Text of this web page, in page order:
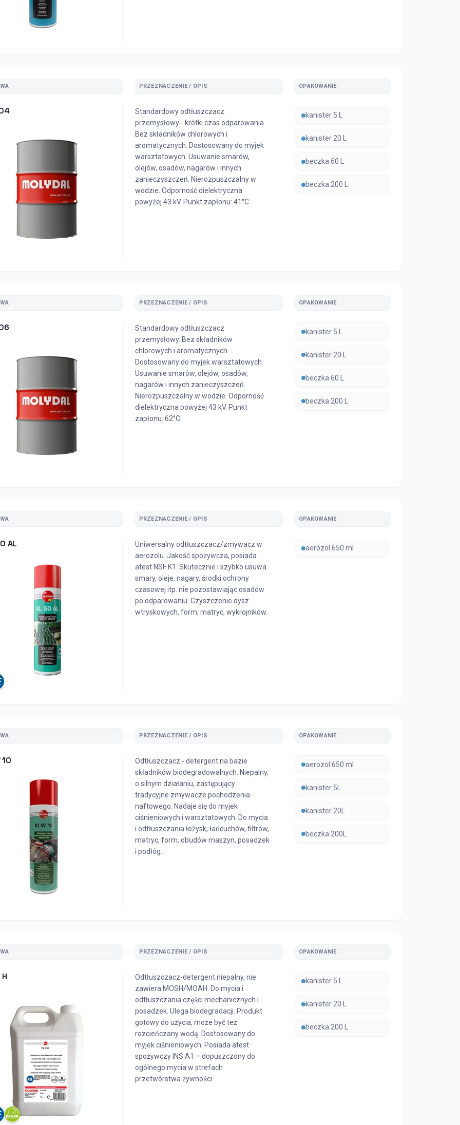
PRZEZNACZENIE / OPIS OPAKOWANIE
Standardowy odtłuszczacz
przemysłowy - krótki czas odparowania.
Bez składników chlorowych i
aromatycznych. Dostosowany do myjek
warsztatowych. Usuwanie smarów,
olejów, osadów, nagarów i innych
zanieczyszczeń. Nierozpuszczalny w
wodzie. Odporność dielektryczna
powyżej 43 kV. Punkt zapłonu: 41°C.
kanister 5 L
kanister 20 L
beczka 60 L
beczka 200 L
PRZEZNACZENIE / OPIS OPAKOWANIE
Standardowy odtłuszczacz
przemysłowy. Bez składników
chlorowych i aromatycznych.
Dostosowany do myjek warsztatowych.
Usuwanie smarów, olejów, osadów,
nagarów i innych zanieczyszczeń.
Nierozpuszczalny w wodzie. Odporność
dielektryczna powyżej 43 kV. Punkt
zapłonu: 62°C.
kanister 5 L
kanister 20 L
beczka 60 L
beczka 200 L
PRZEZNACZENIE / OPIS OPAKOWANIE
AL
Uniwersalny odtłuszczacz/zmywacz w
aerozolu. Jakość spożywcza, posiada
atest NSF K1. Skutecznie i szybko usuwa
smary, oleje, nagary, środki ochrony
czasowej itp. nie pozostawiając osadów
po odparowaniu. Czyszczenie dysz
wtryskowych, form, matryc, wykrojników.
aerozol 650 ml
PRZEZNACZENIE / OPIS OPAKOWANIE
10
Odtłuszczacz - detergent na bazie
składników biodegradowalnych. Niepalny,
o silnym działaniu, zastępujący
tradycyjne zmywacze pochodzenia
naftowego. Nadaje się do myjek
ciśnieniowych i warsztatowych. Do mycia
i odtłuszczania łożysk, łańcuchów, filtrów,
matryc, form, obudów maszyn, posadzek
i podłóg.
aerozol 650 ml
kanister 5L
kanister 20L
beczka 200L
PRZEZNACZENIE / OPIS OPAKOWANIE
Odtłuszczacz-detergent niepalny, nie
zawiera MOSH/MOAH. Do mycia i
odtłuszczania części mechanicznych i
posadzek. Ulega biodegradacji. Produkt
gotowy do użycia, może być też
rozcieńczany wodą. Dostosowany do
myjek ciśnieniowych. Posiada atest
spożywczy INS A1 – dopuszczony do
ogólnego mycia w strefach
przetwórstwa żywności.
kanister 5 L
kanister 20 L
beczka 200 L